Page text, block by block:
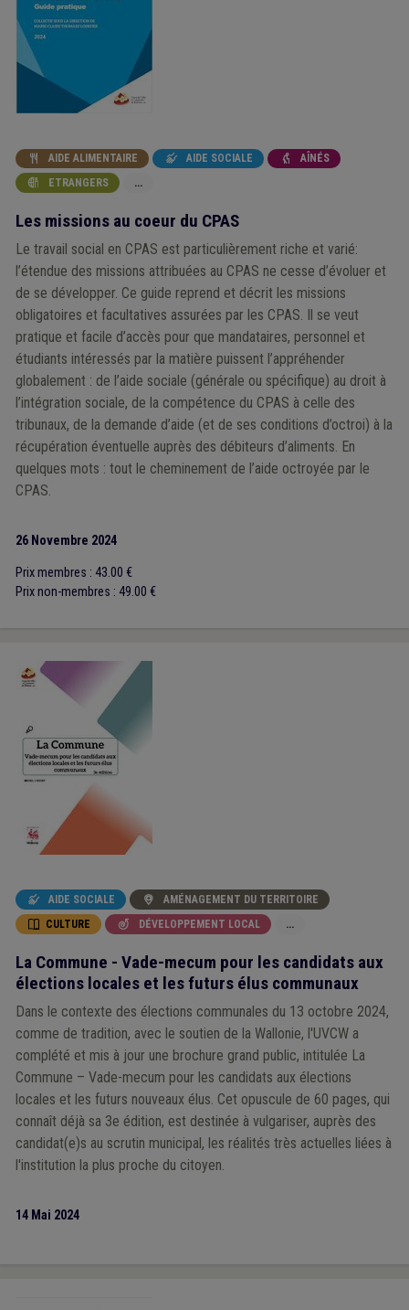
 AIDE ALIMENTAIRE  AIDE SOCIALE  AÎNÉS
 ETRANGERS ...
Les missions au coeur du CPAS
Le travail social en CPAS est particulièrement riche et varié:
l’étendue des missions attribuées au CPAS ne cesse d’évoluer et
de se développer. Ce guide reprend et décrit les missions
obligatoires et facultatives assurées par les CPAS. Il se veut
pratique et facile d’accès pour que mandataires, personnel et
étudiants intéressés par la matière puissent l’appréhender
globalement : de l’aide sociale (générale ou spécifique) au droit à
l’intégration sociale, de la compétence du CPAS à celle des
tribunaux, de la demande d’aide (et de ses conditions d’octroi) à la
récupération éventuelle auprès des débiteurs d’aliments. En
quelques mots : tout le cheminement de l’aide octroyée par le
CPAS.
26 Novembre 2024
Prix membres : 43.00 €
Prix non-membres : 49.00 €
 AIDE SOCIALE  AMÉNAGEMENT DU TERRITOIRE
 CULTURE  DÉVELOPPEMENT LOCAL ...
La Commune - Vade-mecum pour les candidats aux
élections locales et les futurs élus communaux
Dans le contexte des élections communales du 13 octobre 2024,
comme de tradition, avec le soutien de la Wallonie, l'UVCW a
complété et mis à jour une brochure grand public, intitulée La
Commune – Vade-mecum pour les candidats aux élections
locales et les futurs nouveaux élus. Cet opuscule de 60 pages, qui
connaît déjà sa 3e édition, est destinée à vulgariser, auprès des
candidat(e)s au scrutin municipal, les réalités très actuelles liées à
l'institution la plus proche du citoyen.
14 Mai 2024